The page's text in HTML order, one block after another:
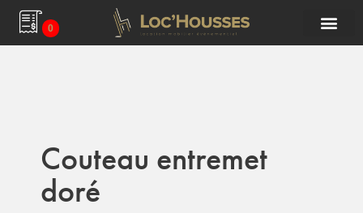
0
Couteau entremet
doré